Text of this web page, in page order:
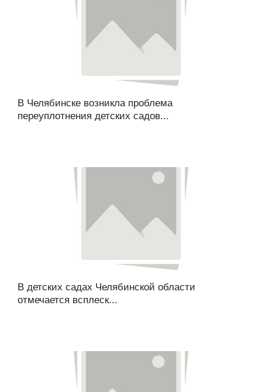
В Челябинске возникла проблема
переуплотнения детских садов...
В детских садах Челябинской области
отмечается всплеск...